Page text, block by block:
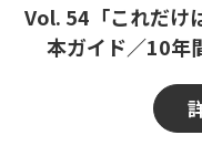
Vol. 54「これだけ
本ガイド／10年